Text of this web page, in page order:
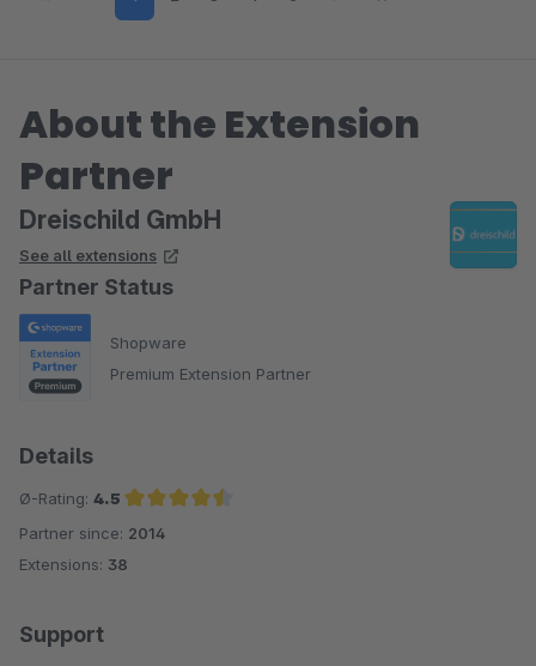
About the Extension
Partner
Dreischild GmbH
See all extensions
Partner Status
Shopware
Premium Extension Partner
Details
Ø-Rating: 4.5
Average rating of 4.5 out of 5 stars
Partner since: 2014
Extensions: 38
Support